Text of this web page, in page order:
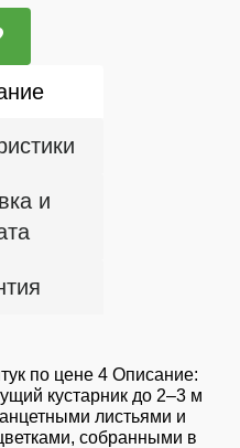
и
по цене 4 Описание:
кустарник до 2–3 м
листьями и
собранными в